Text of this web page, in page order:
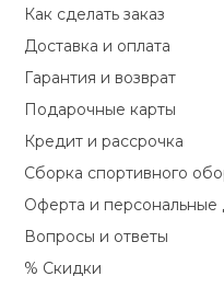
Как сделать заказ
Доставка и оплата
Гарантия и возврат
Подарочные карты
Кредит и рассрочка
Сборка спортивного
Оферта и персональные
Вопросы и ответы
% Скидки